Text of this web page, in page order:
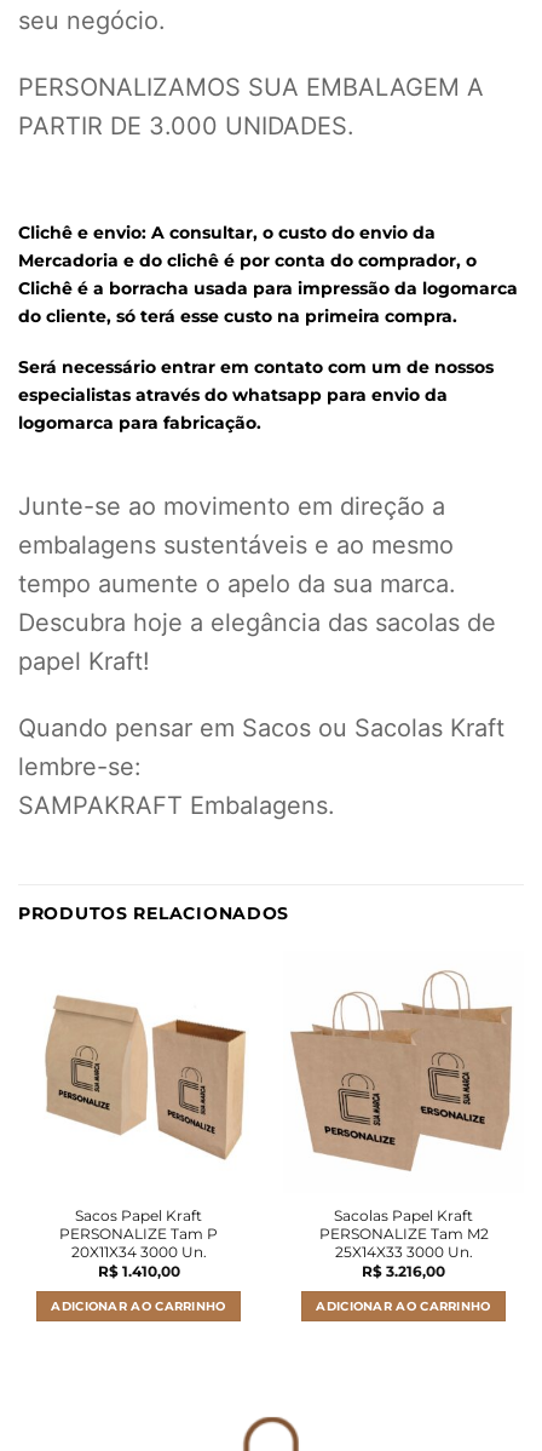
seu negócio.
PERSONALIZAMOS SUA EMBALAGEM A
PARTIR DE 3.000 UNIDADES.
Clichê e envio: A consultar, o custo do envio da
Mercadoria e do clichê é por conta do comprador, o
Clichê é a borracha usada para impressão da logomarca
do cliente, só terá esse custo na primeira compra.
Será necessário entrar em contato com um de nossos
especialistas através do whatsapp para envio da
logomarca para fabricação.
Junte-se ao movimento em direção a
embalagens sustentáveis e ao mesmo
tempo aumente o apelo da sua marca.
Descubra hoje a elegância das sacolas de
papel Kraft!
Quando pensar em Sacos ou Sacolas Kraft
lembre-se:
SAMPAKRAFT Embalagens.
PRODUTOS RELACIONADOS
Sacos Papel Kraft
PERSONALIZE Tam P
20X11X34 3000 Un.
R$1.410,00
ADICIONAR AO CARRINHO
Sacolas Papel Kraft
PERSONALIZE Tam M2
25X14X33 3000 Un.
R$ 3.216,00
ADICIONAR AO CARRINHO